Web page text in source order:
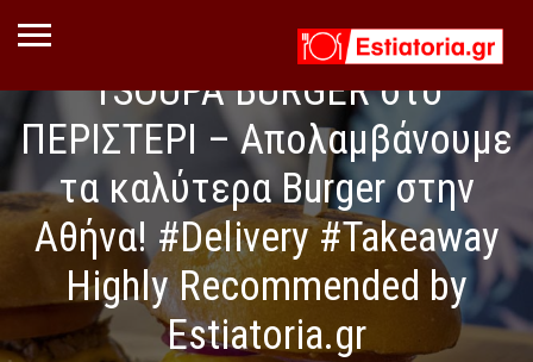
TSOUPA BURGER στο
ΠΕΡΙΣΤΕΡΙ – Απολαμβάνουμε
τα καλύτερα Burger στην
Αθήνα! #Delivery #Takeaway
Highly Recommended by
Estiatoria.gr